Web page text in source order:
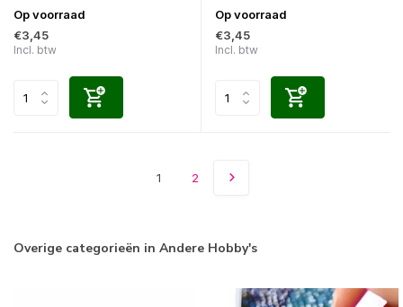
Op voorraad
€3,45
Incl. btw
Op voorraad
€3,45
Incl. btw
1 2
Overige categorieën in Andere Hobby's